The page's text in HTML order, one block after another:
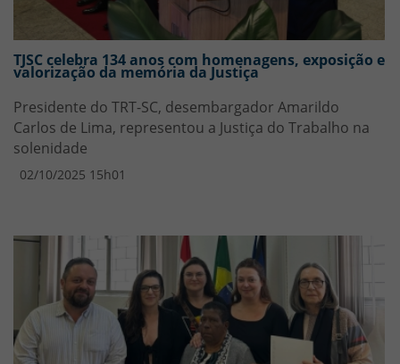
TJSC celebra 134 anos com homenagens, exposição e
valorização da memória da Justiça
Presidente do TRT-SC, desembargador Amarildo
Carlos de Lima, representou a Justiça do Trabalho na
solenidade
02/10/2025 15h01